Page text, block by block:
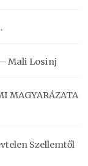
– Mali Losinj
MAGYARÁZATA
Szellemtől